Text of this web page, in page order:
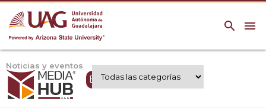
menu
search
Noticias y eventos
Expertos UAG